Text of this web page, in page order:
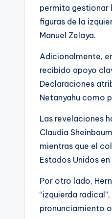
permita gestionar
figuras de la
Manuel Zelaya.
Adicionalmente,
recibido apoyo
Declaraciones
Netanyahu como
Las revelaciones
Claudia
mientras que el
Estados Unidos
Por otro lado,
“izquierda
pronunciamiento